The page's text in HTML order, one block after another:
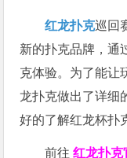
红龙扑克巡回
新的扑克品牌，通
克体验。为了能让
龙扑克做出了详细
好的了解红龙杯扑
前往红龙扑克